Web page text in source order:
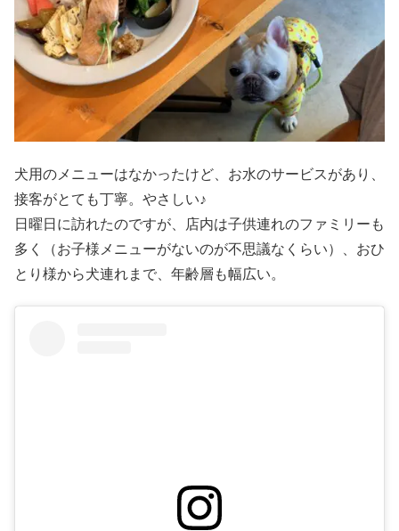
犬用のメニューはなかったけど、お水のサービスがあり、
接客がとても丁寧。やさしい♪
日曜日に訪れたのですが、店内は子供連れのファミリーも
多く（お子様メニューがないのが不思議なくらい）、おひ
とり様から犬連れまで、年齢層も幅広い。